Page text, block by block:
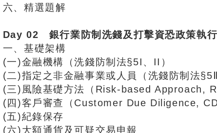
六、精選題解
Day 02 銀行業防制洗錢及打擊資恐政策執
一、基礎架構
(一)金融機構（洗錢防制法§5I、II）
(二)指定之非金融事業或人員（洗錢防制法
(三)風險基礎方法（Risk-based Approach,
(四)客戶審查（Customer Due Diligence,
(五)紀錄保存
(六)大額通貨及可疑交易申報